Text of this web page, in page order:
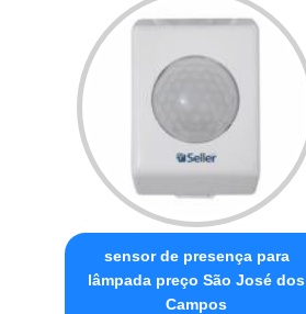
sensor de presença para
lâmpada preço São José dos
Campos